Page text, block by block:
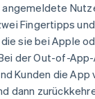
Fingertipps
sie bei Apple
der Out-of-
Kunden die App
dann